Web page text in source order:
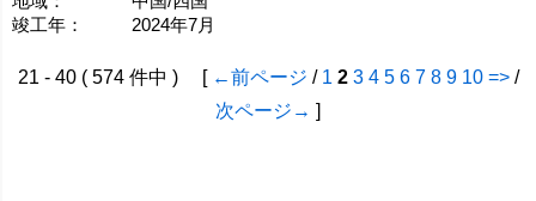
竣工年：
2024年7月
21 - 40 ( 574 件中 ) [ ←前ページ / 1 2 3 4 5 6 7 8 9 10 =>/
次ページ→ ]